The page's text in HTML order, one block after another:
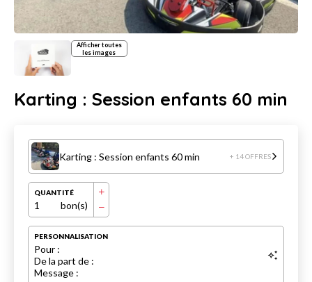
Afficher toutes
les images
Karting : Session enfants 60 min
Karting : Session enfants 60 min + 14 OFFRES
QUANTITÉ
1 bon(s)
PERSONNALISATION
Pour :
De la part de :
Message :